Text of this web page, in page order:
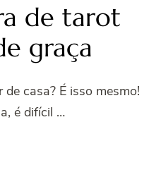
de tarot
graça
casa? É isso mesmo!
é difícil …